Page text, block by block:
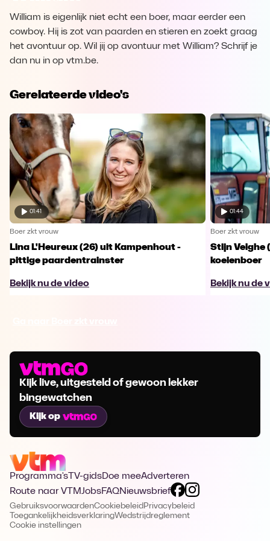
William is eigenlijk niet echt een boer, maar eerder een
cowboy. Hij is zot van paarden en stieren en zoekt graag
het avontuur op. Wil jij op avontuur met William? Schrijf je
dan nu in op vtm.be.
Gerelateerde video's
01:41
Boer zkt vrouw
Lina L'Heureux (26) uit Kampenhout -
pittige paardentrainster
Bekijk nu de video
01:44
Boer zkt vrouw
Stijn Velghe
koeienboer
Bekijk nu de
Kijk live, uitgesteld of gewoon lekker
bingewatchen
Kijk op
Programma's TV-gidsDoe meeAdverteren
Route naar VTMJobsFAQNieuwsbrief
GebruiksvoorwaardenCookiebeleid Privacybeleid
ToegankelijkheidsverklaringWedstrijdreglement
Cookie instellingen